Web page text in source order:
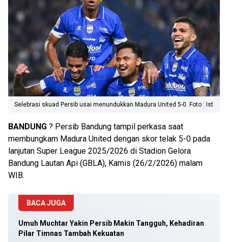
Selebrasi skuad Persib usai menundukkan Madura United 5-0. Foto : Ist
BANDUNG ? Persib Bandung tampil perkasa saat
membungkam Madura United dengan skor telak 5-0 pada
lanjutan Super League 2025/2026 di Stadion Gelora
Bandung Lautan Api (GBLA), Kamis (26/2/2026) malam
WIB.
BACA JUGA
Umuh Muchtar Yakin Persib Makin Tangguh, Kehadiran
Pilar Timnas Tambah Kekuatan